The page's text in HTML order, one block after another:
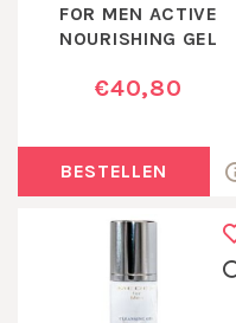
FOR MEN ACTIVE
NOURISHING GEL
€40,80
BESTELLEN